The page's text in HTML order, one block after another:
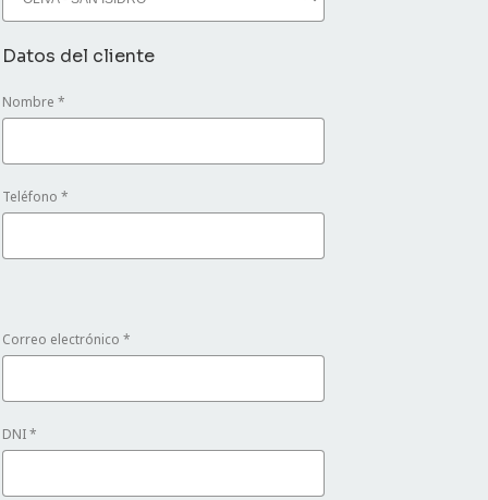
Datos del cliente
Nombre *
Teléfono *
Correo electrónico *
DNI*